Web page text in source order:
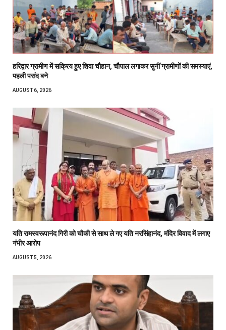
हरिद्वार ग्रामीण में सक्रिय हुए शिवा चौहान, चौपाल लगाकर सुनीं ग्रामीणों की समस्याएं,
पहली पसंद बने
AUGUST 6, 2026
यति रामस्वरूपानंद गिरी को चौकी से साथ ले गए यति नरसिंहानंद, मंदिर विवाद में लगाए
गंभीर आरोप
AUGUST 5, 2026